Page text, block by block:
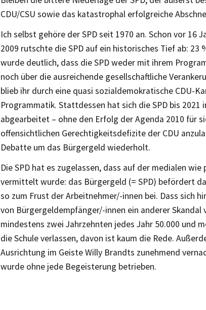
CDU/CSU sowie das katastrophal erfolgreiche
Ich selbst gehöre der SPD seit 1970 an. Schon vor 16
2009 rutschte die SPD auf ein historisches Tief ab: 23
wurde deutlich, dass die SPD weder mit ihrem
noch über die ausreichende gesellschaftliche
blieb ihr durch eine quasi sozialdemokratische CDU-
Programmatik. Stattdessen hat sich die SPD bis 2021
abgearbeitet – ohne den Erfolg der Agenda 2010 für
offensichtlichen Gerechtigkeitsdefizite der CDU
Debatte um das Bürgergeld wiederholt.
Die SPD hat es zugelassen, dass auf der medialen
vermittelt wurde: das Bürgergeld (= SPD) befördert
so zum Frust der Arbeitnehmer/-innen bei. Dass sich
von Bürgergeldempfänger/-innen ein anderer
mindestens zwei Jahrzehnten jedes Jahr 50.000 und
die Schule verlassen, davon ist kaum die Rede.
Ausrichtung im Geiste Willy Brandts zunehmend
wurde ohne jede Begeisterung betrieben.